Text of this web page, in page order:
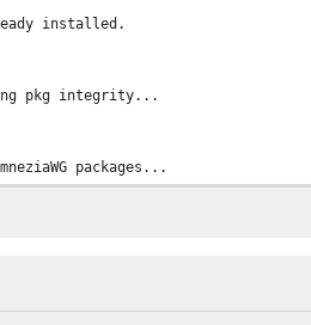
installed.
pkg integrity...
packages...
repo? [Y/n]